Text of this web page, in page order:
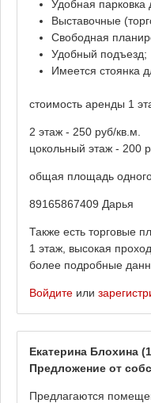
Удобная парковка
Выставочные
Свободная
Удобный подъезд;
Имеется стоянка
стоимость аренды 1
2 этаж - 250 руб/кв.м.
цокольный этаж - 200
общая площадь
89165867409 Дарья
Также есть торговые
1 этаж, высокая
более подробные
Войдите или
Екатерина Блохина
Предложение от
Предлагаются